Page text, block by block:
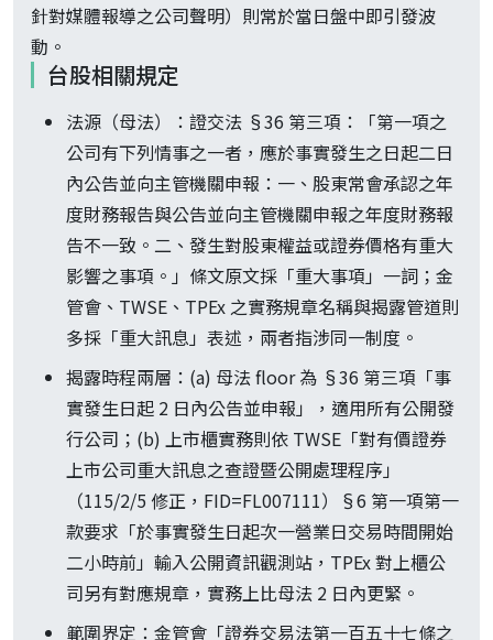
針對媒體報導之公司聲明）則常於當日盤中即引發波
動。
台股相關規定
法源（母法）：證交法 §36 第三項：「第一項之
公司有下列情事之一者，應於事實發生之日起二日
內公告並向主管機關申報：一、股東常會承認之年
度財務報告與公告並向主管機關申報之年度財務報
告不一致。二、發生對股東權益或證券價格有重大
影響之事項。」條文原文採「重大事項」一詞；金
管會、TWSE、TPEx 之實務規章名稱與揭露管道則
多採「重大訊息」表述，兩者指涉同一制度。
揭露時程兩層：(a) 母法 floor 為 §36 第三項「事
實發生日起 2 日內公告並申報」，適用所有公開發
行公司；(b) 上市櫃實務則依 TWSE「對有價證券
上市公司重大訊息之查證暨公開處理程序」
（115/2/5 修正，FID=FL007111）§6 第一項第一
款要求「於事實發生日起次一營業日交易時間開始
二小時前」輸入公開資訊觀測站，TPEx 對上櫃公
司另有對應規章，實務上比母法 2 日內更緊。
範圍界定：金管會「證券交易法第一百五十七條之